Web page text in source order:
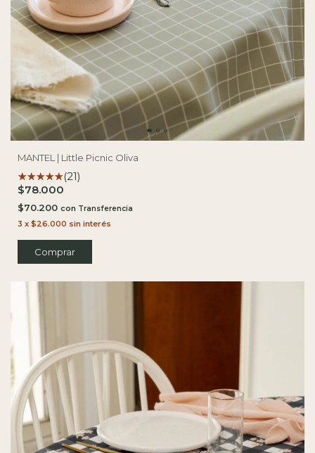
MANTEL | Little Picnic Oliva
(21)
$78.000
$70.200 con
3 x $26.000 sin interés
Comprar